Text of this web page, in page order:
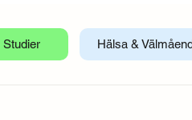
Hälsa &